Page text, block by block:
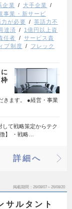
企業
大手企業
事業・新サービ
力が必要
英語力不
達済
1億円以上資
任者
サービス責
ブ制度
フレック
きます。 ●経営・事業
して戦略策定からテク
】 ・戦略…
詳細へ
掲載期間 26/08/07～26/08/20
サルタント